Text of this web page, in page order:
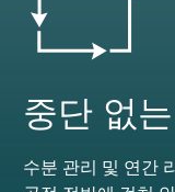
중단 없
수분 관리 및 연간